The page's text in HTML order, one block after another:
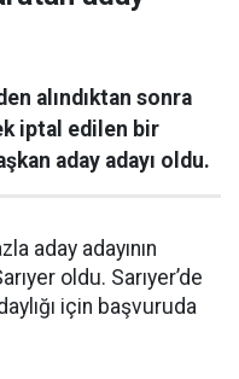
alındıktan sonra
iptal edilen bir
aday adayı oldu.
aday adayının
oldu. Sarıyer’de
için başvuruda